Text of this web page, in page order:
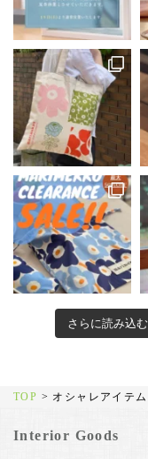
さらに読み込む
TOP > オシャレアイテム
Interior Goods